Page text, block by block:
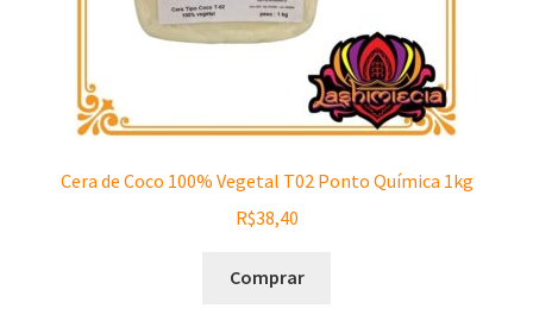
Cera de Coco 100% Vegetal T02 Ponto Química 1kg
R$38,40
Comprar